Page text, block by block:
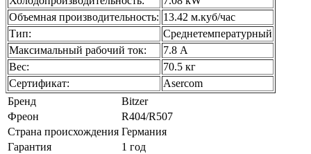
Объемная производительность: 13.42 м.куб/час
Тип:
Среднетемпературный
Максимальный рабочий ток:
7.8 А
Вес:
70.5 кг
Сертификат:
Asercom
Бренд
Bitzer
Фреон
R404/R507
Страна происхождения Германия
Гарантия
1 год